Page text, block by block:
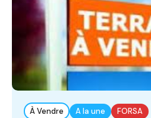
À Vendre A la une FORSA